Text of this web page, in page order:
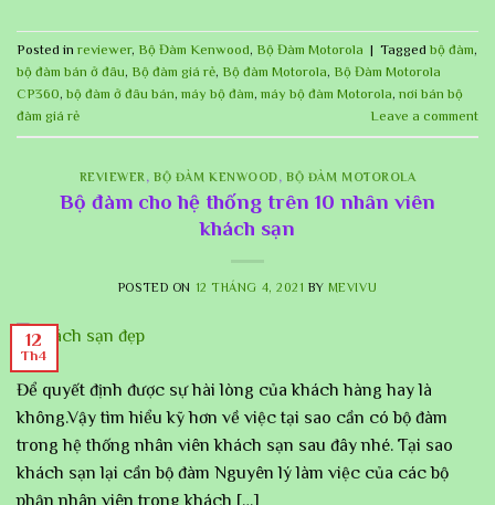
Posted in reviewer, Bộ Đàm Kenwood, Bộ Đàm Motorola | Tagged bộ đàm,
bộ đàm bán ở đâu, Bộ đàm giá rẻ, Bộ đàm Motorola, Bộ Đàm Motorola
CP360, bộ đàm ở đâu bán, máy bộ đàm, máy bộ đàm Motorola, nơi bán bộ
đàm giá rẻ
Leave a comment
REVIEWER ,BỘ ĐÀM KENWOOD,BỘ ĐÀM MOTOROLA
Bộ đàm cho hệ thống trên 10 nhân viên
khách sạn
POSTED ON 12 THÁNG 4, 2021 BY MEVIVU
12
Th4
Để quyết định được sự hài lòng của khách hàng hay là
không.Vậy tìm hiểu kỹ hơn về việc tại sao cần có bộ đàm
trong hệ thống nhân viên khách sạn sau đây nhé. Tại sao
khách sạn lại cần bộ đàm Nguyên lý làm việc của các bộ
phận nhân viên trong khách […]